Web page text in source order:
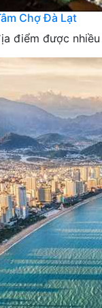
Chợ Đà Lạt
điểm được